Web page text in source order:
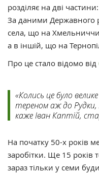
розділяє на дві
За даними Державного
села, що на
а в іншій, що на
Про це стало відомо від
«Колись це було
тереном аж до Рудки,
каже Іван Каптій,
На початку 50-х років
заробітки. Ще 15 років
зараз тільки у семи